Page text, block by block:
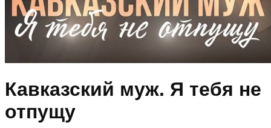
Кавказский муж. Я тебя не
отпущу